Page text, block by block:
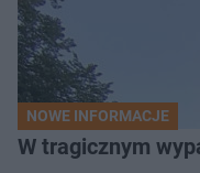
NOWE INFORMACJE
W tragicznym